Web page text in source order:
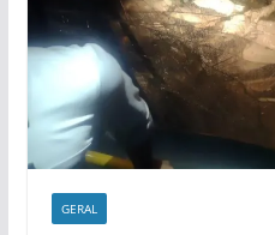
GERAL